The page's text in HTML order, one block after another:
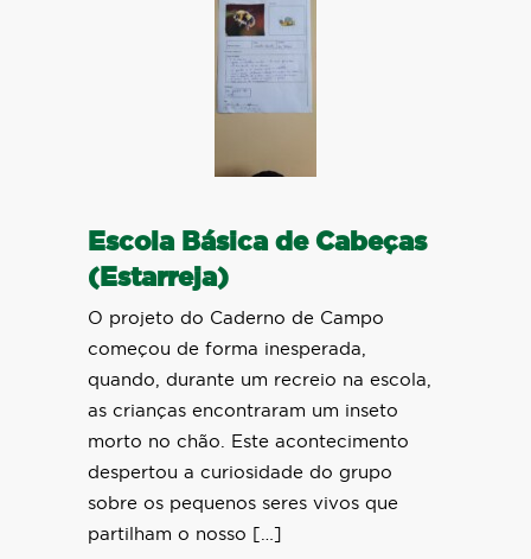
Escola Básica de Cabeças
(Estarreja)
O projeto do Caderno de Campo
começou de forma inesperada,
quando, durante um recreio na escola,
as crianças encontraram um inseto
morto no chão. Este acontecimento
despertou a curiosidade do grupo
sobre os pequenos seres vivos que
partilham o nosso […]